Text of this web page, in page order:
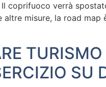
coprifuoco verrà
misure, la road map
TURISMO
SU